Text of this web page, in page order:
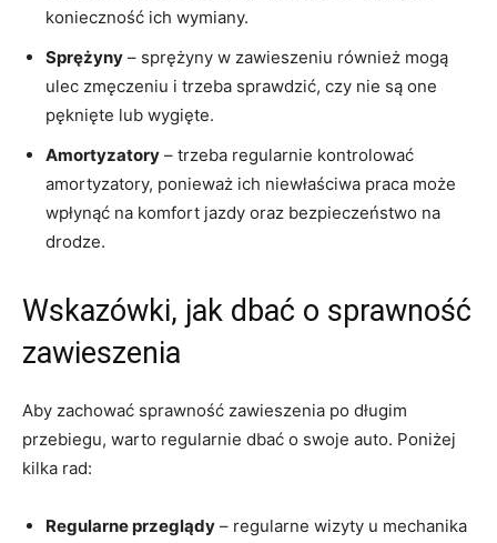
konieczność ich⁤ wymiany.
Sprężyny ​– sprężyny​ w zawieszeniu ‌również mogą
⁤ulec zmęczeniu i trzeba sprawdzić,⁣ czy nie są one
pęknięte‌ lub wygięte.
Amortyzatory – trzeba ‍regularnie ⁣kontrolować⁢
amortyzatory, ponieważ⁤ ich niewłaściwa praca ‌może
wpłynąć na komfort jazdy oraz bezpieczeństwo na
drodze.
Wskazówki, jak dbać o sprawność
zawieszenia
Aby zachować ‌sprawność zawieszenia po długim
przebiegu, ⁢warto regularnie dbać o swoje auto. Poniżej
kilka rad:
Regularne przeglądy – regularne⁣ wizyty u mechanika